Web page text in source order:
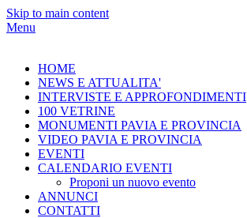
Skip to main content
Menu
HOME
NEWS E ATTUALITA'
INTERVISTE E APPROFONDIMENTI
100 VETRINE
MONUMENTI PAVIA E PROVINCIA
VIDEO PAVIA E PROVINCIA
EVENTI
CALENDARIO EVENTI
Proponi un nuovo evento
ANNUNCI
CONTATTI